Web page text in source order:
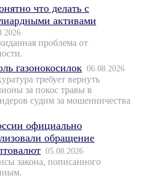
что делать с
активами
проблема от
газонокосилок 06.08.2026
требует вернуть
за покос травы в
судим за мошенничества
официально
обращение
05.08.2026
закона, пописанного